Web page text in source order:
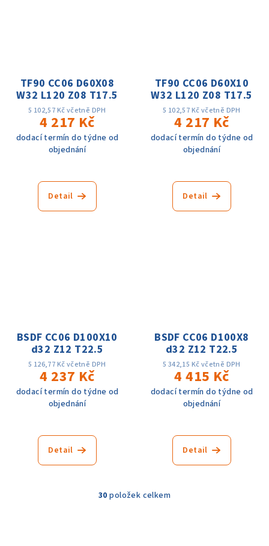
TF90 CC06 D60X08
W32 L120 Z08 T17.5
5 102,57 Kč včetně DPH
4 217 Kč
dodací termín do týdne od
objednání
Detail
TF90 CC06 D60X10
W32 L120 Z08 T17.5
5 102,57 Kč včetně DPH
4 217 Kč
dodací termín do týdne od
objednání
Detail
BSDF CC06 D100X10
d32 Z12 T22.5
5 126,77 Kč včetně DPH
4 237 Kč
dodací termín do týdne od
objednání
Detail
BSDF CC06 D100X8
d32 Z12 T22.5
5 342,15 Kč včetně DPH
4 415 Kč
dodací termín do týdne od
objednání
Detail
O
30 položek celkem